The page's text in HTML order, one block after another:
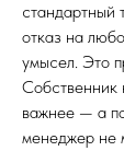
стандартный
отказ на
умысел. Это
Собственник
важнее — а
менеджер не